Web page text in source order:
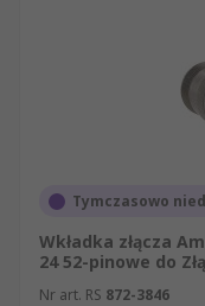
Tymczasowo
Wkładka złącza
24 52-pinowe do
Nr art. RS 872-3846